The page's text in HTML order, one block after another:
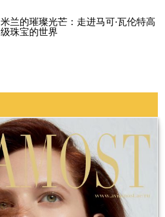
米兰的璀璨光芒：走进马可·瓦伦特高
级珠宝的世界